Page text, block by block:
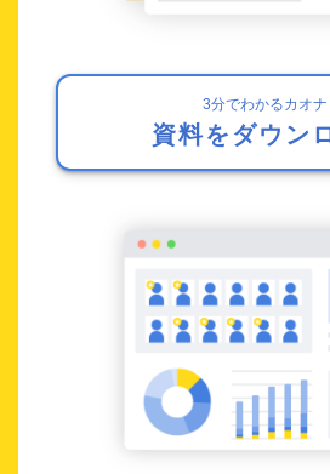
3分でわかるカオ
資料をダウン